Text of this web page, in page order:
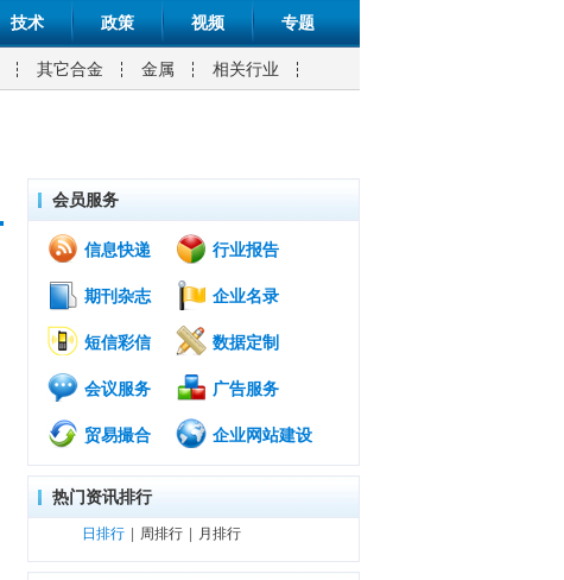
技术 政策 视频 专题
其它合金 金属 相关行业
会员服务
信息快递 行业报告
期刊杂志 企业名录
短信彩信 数据定制
会议服务 广告服务
贸易撮合 企业网站建设
热门资讯排行
日排行 周排行 月排行